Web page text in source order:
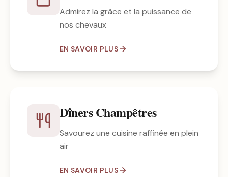
Admirez la grâce et la puissance de
nos chevaux
EN SAVOIR PLUS
Dîners Champêtres
Savourez une cuisine raffinée en plein
air
EN SAVOIR PLUS